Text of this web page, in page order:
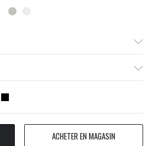
Twitter
ACHETER EN MAGASIN